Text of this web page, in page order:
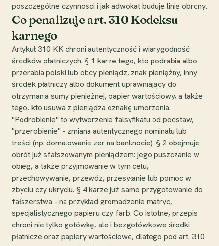
poszczególne czynności i jak adwokat buduje linię obrony.
Co penalizuje art. 310 Kodeksu
karnego
Artykuł 310 KK chroni autentyczność i wiarygodność
środków płatniczych. § 1 karze tego, kto podrabia albo
przerabia polski lub obcy pieniądz, znak pieniężny, inny
środek płatniczy albo dokument uprawniający do
otrzymania sumy pieniężnej, papier wartościowy, a także
tego, kto usuwa z pieniądza oznakę umorzenia.
"Podrobienie" to wytworzenie falsyfikatu od podstaw,
"przerobienie" - zmiana autentycznego nominału lub
treści (np. domalowanie zer na banknocie). § 2 obejmuje
obrót już sfałszowanym pieniądzem: jego puszczanie w
obieg, a także przyjmowanie w tym celu,
przechowywanie, przewóz, przesyłanie lub pomoc w
zbyciu czy ukryciu. § 4 karze już samo przygotowanie do
fałszerstwa - na przykład gromadzenie matryc,
specjalistycznego papieru czy farb. Co istotne, przepis
chroni nie tylko gotówkę, ale i bezgotówkowe środki
płatnicze oraz papiery wartościowe, dlatego pod art. 310